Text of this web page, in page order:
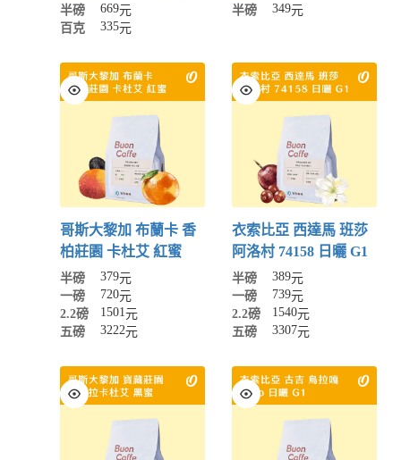
半磅 669元
百克
335元
半磅 349元
哥斯大黎加 布蘭卡 香
柏莊園 卡杜艾 紅蜜
半磅 379元
一磅
720元
2.2磅
1501 元
五磅
3222元
衣索比亞 西達馬 班莎
阿洛村 74158 日曬 G1
半磅 389元
一磅
739元
2.2磅
1540元
五磅
3307元